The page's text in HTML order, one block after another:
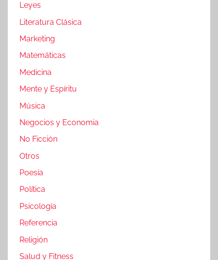
Leyes
Literatura Clásica
Marketing
Matemáticas
Medicina
Mente y Espíritu
Música
Negocios y Economia
No Ficción
Otros
Poesía
Política
Psicología
Referencia
Religión
Salud y Fitness